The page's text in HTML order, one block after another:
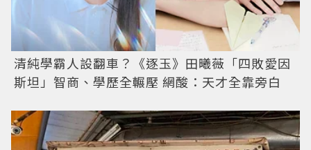
清純學霸人設翻車？《逐玉》田曦薇「四敗愛因
斯坦」智商、學歷全輾壓 網酸：天才全靠旁白